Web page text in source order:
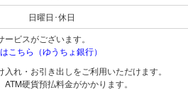
日曜日･休日
ビスがございます。
こちら（ゆうちょ銀行）
れ・お引き出しをご利用いただけます。
硬貨預払料金がかかります。